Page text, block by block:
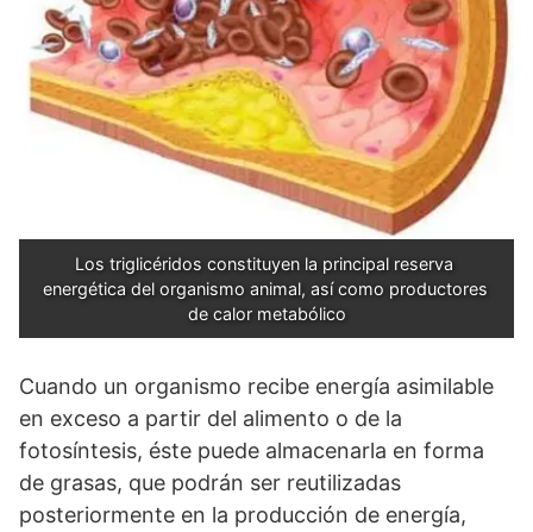
Los triglicéridos constituyen la principal reserva
energética del organismo animal, así como productores
de calor metabólico
Cuando un organismo recibe energía asimilable
en exceso a partir del alimento o de la
fotosíntesis, éste puede almacenarla en forma
de grasas, que podrán ser reutilizadas
posteriormente en la producción de energía,